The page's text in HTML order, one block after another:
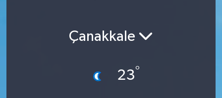
Çanakkale
23°